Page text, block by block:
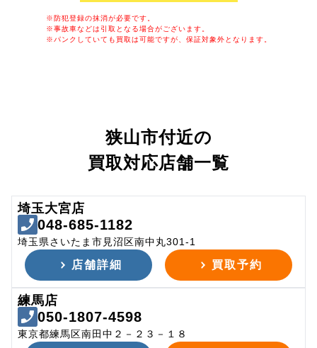
※防犯登録の抹消が必要です。
※事故車などは引取となる場合がございます。
※パンクしていても買取は可能ですが、保証対象外となります。
狭山市付近の
買取対応店舗一覧
埼玉大宮店
048-685-1182
埼玉県さいたま市見沼区南中丸301-1
店舗詳細 買取予約
練馬店
050-1807-4598
東京都練馬区南田中２－２３－１８